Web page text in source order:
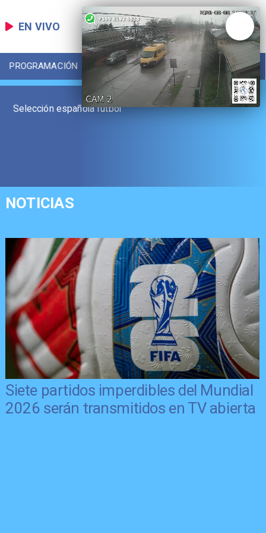
EN VIVO
PROGRAMACIÓN LOCAL DEPORTES
Selección española fútbol
NOTICIAS
Siete partidos imperdibles del Mundial
2026 serán transmitidos en TV abierta